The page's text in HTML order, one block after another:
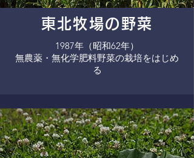
東北牧場の野菜
1987年（昭和62年）
​無農薬・無化学肥料野菜の栽培をはじめ
る